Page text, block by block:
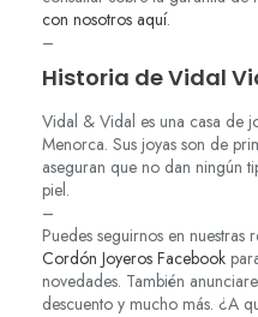
con nosotros aquí.
–
Historia de Vidal
Vidal & Vidal es una casa de
Menorca. Sus joyas son de
aseguran que no dan ningún
piel.
–
Puedes seguirnos en nuestras
Cordón Joyeros Facebook
novedades. También
descuento y mucho más. ¿A